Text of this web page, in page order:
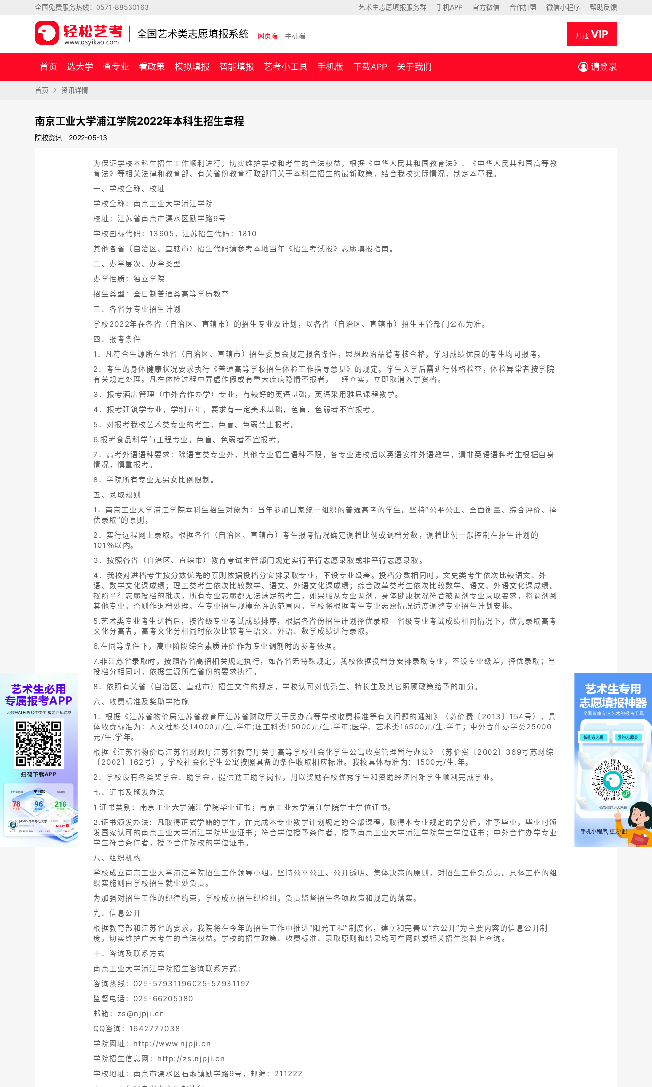
全国免费服务热线： 0571-88530163 艺术生志愿填报服务群 手机APP 官方微信 合作加盟 微信小程序 帮助反馈
全国艺术类志愿填报系统 网页端 手机端 开通 VIP
首页 选大学 查专业 看政策 模拟填报 智能填报 艺考小工具 手机版 下载APP 关于我们 请登录
首页 资讯详情
南京工业大学浦江学院2022年本科生招生章程
院校资讯 2022-05-13
为保证学校本科生招生工作顺利进行，切实维护学校和考生的合法权益，根据《中华人民共和国教育法》、《中华人民共和国高等教
育法》等相关法律和教育部、有关省份教育行政部门关于本科生招生的最新政策，结合我校实际情况，制定本章程。
一、学校全称、校址
学校全称：南京工业大学浦江学院
校址：江苏省南京市溧水区励学路9号
学校国标代码：13905，江苏招生代码：1810
其他各省（自治区、直辖市）招生代码请参考本地当年《招生考试报》志愿填报指南。
二、办学层次、办学类型
办学性质：独立学院
招生类型：全日制普通类高等学历教育
三、各省分专业招生计划
学校2022年在各省（自治区、直辖市）的招生专业及计划，以各省（自治区、直辖市）招生主管部门公布为准。
四、报考条件
1．凡符合生源所在地省（自治区、直辖市）招生委员会规定报名条件，思想政治品德考核合格，学习成绩优良的考生均可报考。
2．考生的身体健康状况要求执行《普通高等学校招生体检工作指导意见》的规定。学生入学后需进行体格检查，体检异常者按学院
有关规定处理。凡在体检过程中弄虚作假或有重大疾病隐情不报者，一经查实，立即取消入学资格。
3．报考酒店管理（中外合作办学）专业，有较好的英语基础，英语采用雅思课程教学。
4．报考建筑学专业，学制五年，要求有一定美术基础，色盲、色弱者不宜报考。
5．对报考我校艺术类专业的考生，色盲、色弱禁止报考。
6.报考食品科学与工程专业，色盲、色弱者不宜报考。
7．高考外语语种要求：除语言类专业外，其他专业招生语种不限，各专业进校后以英语安排外语教学，请非英语语种考生根据自身
情况，慎重报考。
8．学院所有专业无男女比例限制。
五、录取规则
1．南京工业大学浦江学院本科生招生对象为：当年参加国家统一组织的普通高考的学生。坚持“公平公正、全面衡量、综合评价、择
优录取”的原则。
2．实行远程网上录取。根据各省（自治区、直辖市）考生报考情况确定调档比例或调档分数，调档比例一般控制在招生计划的
101％以内。
3．按照各省（自治区、直辖市）教育考试主管部门规定实行平行志愿录取或非平行志愿录取。
4．我校对进档考生按分数优先的原则依据投档分安排录取专业，不设专业级差。投档分数相同时，文史类考生依次比较语文、外
语、数学文化课成绩；理工类考生依次比较数学、语文、外语文化课成绩；综合改革类考生依次比较数学、语文、外语文化课成绩。
按照平行志愿投档的批次，所有专业志愿都无法满足的考生，如果服从专业调剂，身体健康状况符合被调剂专业录取要求，将调剂到
其他专业，否则作退档处理。在专业招生规模允许的范围内，学校将根据考生专业志愿情况适度调整专业招生计划安排。
5.艺术类专业考生进档后，按省级专业考试成绩排序，根据各省份招生计划择优录取；省级专业考试成绩相同情况下，优先录取高考
文化分高者，高考文化分相同时依次比较考生语文、外语、数学成绩进行录取。
6.在同等条件下，高中阶段综合素质评价作为专业调剂时的参考依据。
7.非江苏省录取时，按照各省高招相关规定执行，如各省无特殊规定，我校依据投档分安排录取专业，不设专业级差，择优录取；当
投档分相同时，依据生源所在省份的要求执行。
8．依照有关省（自治区、直辖市）招生文件的规定，学校认可对优秀生、特长生及其它照顾政策给予的加分。
六、收费标准及奖助学措施
1．根据《江苏省物价局江苏省教育厅江苏省财政厅关于民办高等学校收费标准等有关问题的通知》（苏价费〔2013〕154号），具
体收费标准为：人文社科类14000元/生.学年;理工科类15000元/生.学年;医学、艺术类16500元/生.学年；中外合作办学类25000
元/生.学年。
根据《江苏省物价局江苏省财政厅江苏省教育厅关于高等学校社会化学生公寓收费管理暂行办法》（苏价费〔2002〕369号苏财综
〔2002〕162号），学校社会化学生公寓按照具备的条件收取相应标准。我校具体标准为：1500元/生.年。
2．学校设有各类奖学金、助学金，提供勤工助学岗位，用以奖励在校优秀学生和资助经济困难学生顺利完成学业。
七、证书及颁发办法
1.证书类别：南京工业大学浦江学院毕业证书；南京工业大学浦江学院学士学位证书。
2.证书颁发办法：凡取得正式学籍的学生，在完成本专业教学计划规定的全部课程，取得本专业规定的学分后，准予毕业，毕业时颁
发国家认可的南京工业大学浦江学院毕业证书；符合学位授予条件者，授予南京工业大学浦江学院学士学位证书；中外合作办学专业
学生符合条件者，授予合作院校的学位证书。
八、组织机构
学校成立南京工业大学浦江学院招生工作领导小组，坚持公平公正、公开透明、集体决策的原则，对招生工作负总责。具体工作的组
织实施则由学校招生就业处负责。
为加强对招生工作的纪律约束，学校成立招生纪检组，负责监督招生各项政策和规定的落实。
九、信息公开
根据教育部和江苏省的要求，我院将在今年的招生工作中推进“阳光工程”制度化，建立和完善以“六公开”为主要内容的信息公开制
度，切实维护广大考生的合法权益。学校的招生政策、收费标准、录取原则和结果均可在网站或相关招生资料上查询。
十、咨询及联系方式
南京工业大学浦江学院招生咨询联系方式：
咨询热线：025-57931196025-57931197
监督电话：025-66205080
邮箱：zs@njpji.cn
QQ咨询：1642777038
学院网址：http://www.njpji.cn
学院招生信息网：http://zs.njpji.cn
学校地址：南京市溧水区石湫镇励学路9号，邮编：211222